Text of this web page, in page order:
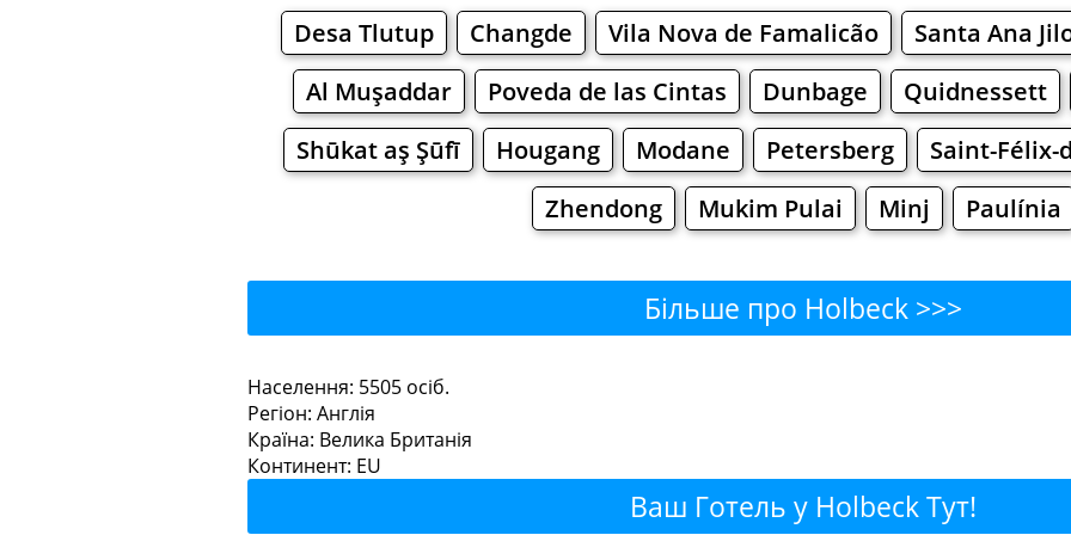
Desa Tlutup Changde Vila Nova de Famalicão Santa Ana
Al Muşaddar
Poveda de las Cintas Dunbage Quidnessett
Shūkat aş Şūfī
Hougang Modane Petersberg Saint-Félix-
Zhendong
Mukim Pulai Minj Paulínia
Більше про Holbeck >>>
Ресторани Кафе
Holbeck - Де купити? Магазини,
Населення: 5505 осiб.
Регiон: Англія
Країна: Велика Британія
Континент: EU
Ваш Готель у Holbeck Тут!